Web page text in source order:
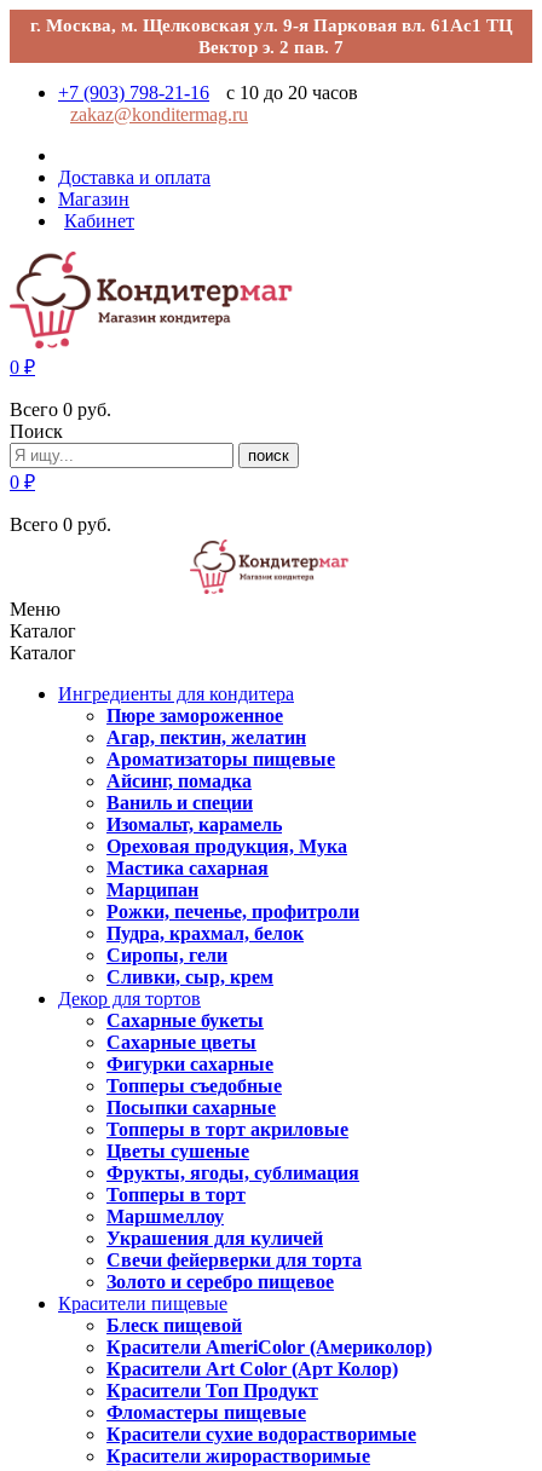
г. Москва, м. Щелковская ул. 9-я Парковая вл. 61Ас1 ТЦ
Вектор э. 2 пав. 7
+7 (903) 798-21-16
с 10 до 20 часов
zakaz@konditermag.ru
Доставка и оплата
Магазин
Кабинет
0 ₽
Всего 0 руб.
Поиск
поиск
0 ₽
Всего 0 руб.
Меню
Каталог
Каталог
Ингредиенты для кондитера
Пюре замороженное
Агар, пектин, желатин
Ароматизаторы пищевые
Айсинг, помадка
Ваниль и специи
Изомальт, карамель
Ореховая продукция, Мука
Мастика сахарная
Марципан
Рожки, печенье, профитроли
Пудра, крахмал, белок
Сиропы, гели
Сливки, сыр, крем
Декор для тортов
Сахарные букеты
Сахарные цветы
Фигурки сахарные
Топперы съедобные
Посыпки сахарные
Топперы в торт акриловые
Цветы сушеные
Фрукты, ягоды, сублимация
Топперы в торт
Маршмеллоу
Украшения для куличей
Свечи фейерверки для торта
Золото и серебро пищевое
Красители пищевые
Блеск пищевой
Красители AmeriColor (Америколор)
Красители Art Color (Арт Колор)
Красители Топ Продукт
Фломастеры пищевые
Красители сухие водорастворимые
Красители жирорастворимые